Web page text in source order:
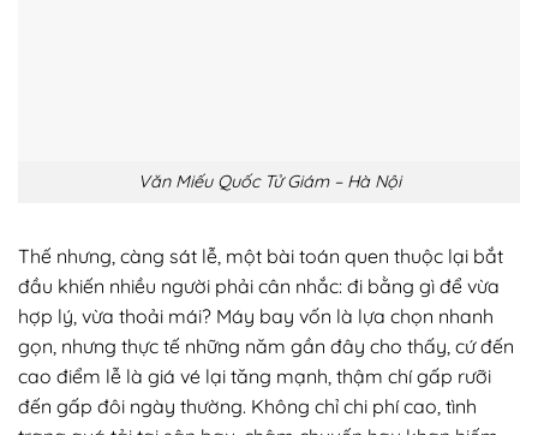
Văn Miếu Quốc Tử Giám – Hà Nội
Thế nhưng, càng sát lễ, một bài toán quen thuộc lại bắt
đầu khiến nhiều người phải cân nhắc: đi bằng gì để vừa
hợp lý, vừa thoải mái? Máy bay vốn là lựa chọn nhanh
gọn, nhưng thực tế những năm gần đây cho thấy, cứ đến
cao điểm lễ là giá vé lại tăng mạnh, thậm chí gấp rưỡi
đến gấp đôi ngày thường. Không chỉ chi phí cao, tình